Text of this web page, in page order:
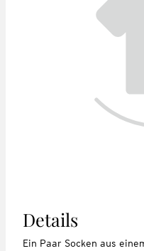
Details
Ein Paar Socken aus